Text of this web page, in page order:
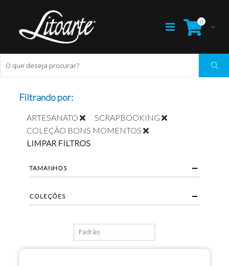
0
Filtrando por:
ARTESANATO
SCRAPBOOKING
COLEÇÃO BONS MOMENTOS
LIMPAR FILTROS
TAMANHOS
COLEÇÕES